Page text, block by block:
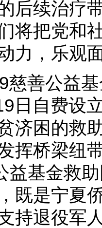
后续治疗
将把党和
力，乐观
慈善公益
日自费设
济困的救
挥桥梁纽
益基金救
既是宁夏
持退役军